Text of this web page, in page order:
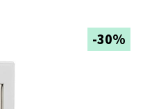
-30%
Shopping
Trondheim